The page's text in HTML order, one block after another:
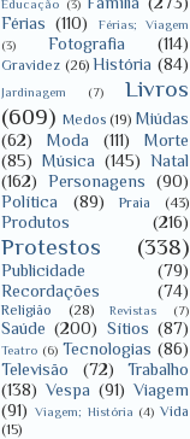
Educação (3)
Férias (110)
Férias; Viagem
(3)
Fotografia (114)
Gravidez (26) História (84)
Jardinagem (7)
Livros
(609) Medos (19) Miúdas
(62)
Moda (111)
Morte
(85) Música (145) Natal
(162)
Personagens
(90)
Política
(89) Praia (43)
Produtos (216)
Protestos (338)
Publicidade
(79)
Recordações
(74)
Religião (28) Revistas (7)
Saúde (200) Sítios (87)
Teatro (6) Tecnologias (86)
Televisão
(72)
Trabalho
(138) Vespa (91) Viagem
(91) Viagem; História (4) Vida
(15)